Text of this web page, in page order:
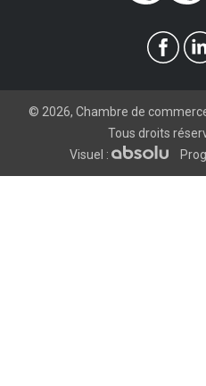
© 2026, Chambre de
Tous droits
Visuel :